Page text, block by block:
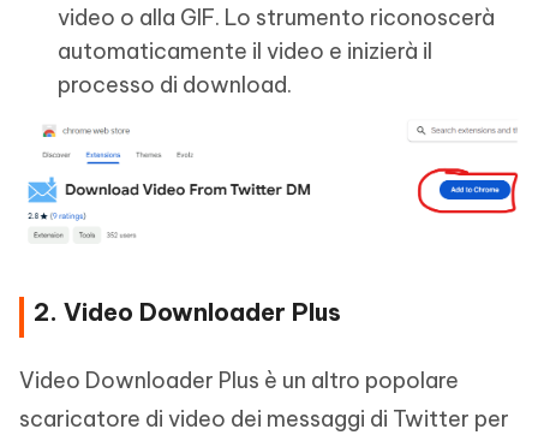
video o alla GIF. Lo strumento riconoscerà
automaticamente il video e inizierà il
processo di download.
2. Video Downloader Plus
Video Downloader Plus è un altro popolare
scaricatore di video dei messaggi di Twitter per